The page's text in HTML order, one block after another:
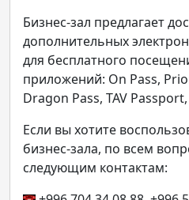
Бизнес-зал предлагает
дополнительных
для бесплатного
приложений: Оn Pass,
Dragon Pass, TAV
Если вы хотите
бизнес-зала, по всем
следующим контактам: